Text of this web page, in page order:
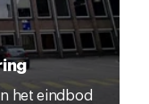
het eindbod